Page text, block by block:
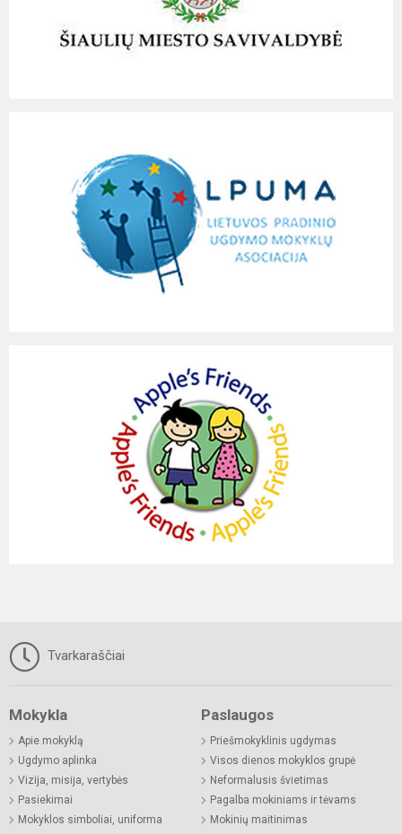
Tvarkaraščiai
Mokykla
Apie mokyklą
Ugdymo aplinka
Vizija, misija, vertybės
Pasiekimai
Mokyklos simboliai, uniforma
Paslaugos
Priešmokyklinis ugdymas
Visos dienos mokyklos grupė
Neformalusis švietimas
Pagalba mokiniams ir tėvams
Mokinių maitinimas